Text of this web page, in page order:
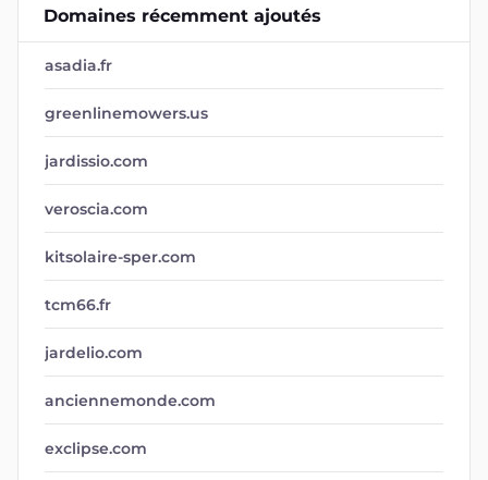
Domaines récemment ajoutés
asadia.fr
greenlinemowers.us
jardissio.com
veroscia.com
kitsolaire-sper.com
tcm66.fr
jardelio.com
anciennemonde.com
exclipse.com